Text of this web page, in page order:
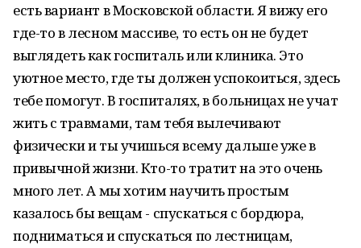
есть вариант в Московской области. Я вижу его
где-то в лесном массиве, то есть он не будет
выглядеть как госпиталь или клиника. Это
уютное место, где ты должен успокоиться, здесь
тебе помогут. В госпиталях, в больницах не учат
жить с травмами, там тебя вылечивают
физически и ты учишься всему дальше уже в
привычной жизни. Кто-то тратит на это очень
много лет. А мы хотим научить простым
казалось бы вещам - спускаться с бордюра,
подниматься и спускаться по лестницам,